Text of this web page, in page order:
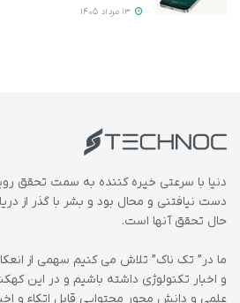
دنیا با سرعتی خیره کننده به سمت تحقق
دست نیافتنی و محال بود و بشر با گذر از
حال تحقق آنها است.
ما در” تک ناک” تلاش می کنیم سهمی از
و اخبار تکنولوژی داشته باشیم و در این
علمی و دانش محور محتوایی قابل اتکاء و